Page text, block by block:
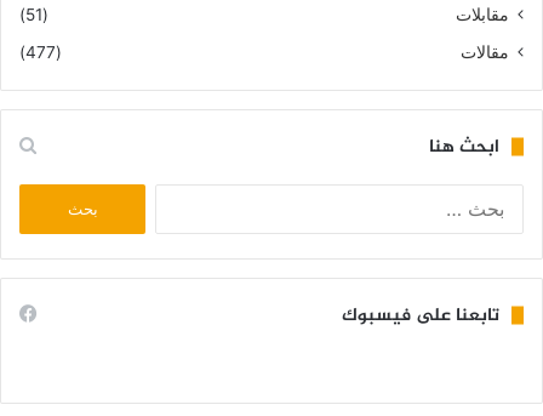
مقابلات
(51)
مقالات
(477)
ابحث هنا
تابعنا على فيسبوك